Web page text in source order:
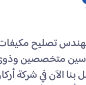
تصليح
متخصصين
الآن في شركة